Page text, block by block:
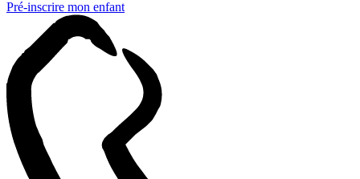
Pré-inscrire mon enfant